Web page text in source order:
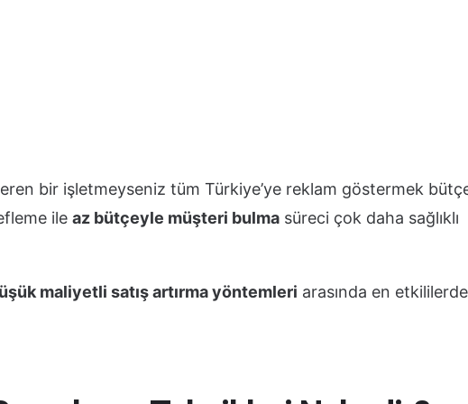
bir işletmeyseniz tüm Türkiye’ye reklam göstermek
ile az bütçeyle müşteri bulma süreci çok daha sağlıklı
maliyetli satış artırma yöntemleri arasında en